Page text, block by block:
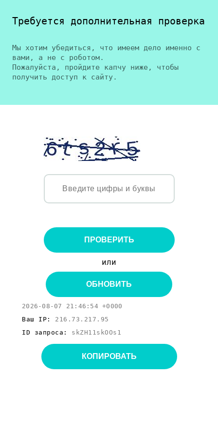
Требуется дополнительная проверка
Мы хотим убедиться, что имеем дело именно с
вами, а не с роботом.
Пожалуйста, пройдите капчу ниже, чтобы
получить доступ к сайту.
ПРОВЕРИТЬ
или
ОБНОВИТЬ
2026-08-07 21:46:54 +0000
Ваш IP: 216.73.217.95
ID запроса: skZH11skOOs1
КОПИРОВАТЬ